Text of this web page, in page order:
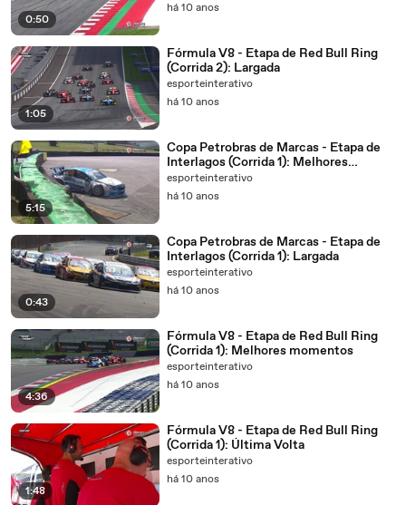
0:50
há 10 anos
1:05
Fórmula V8 - Etapa de Red Bull Ring
(Corrida 2): Largada
esporteinterativo
há 10 anos
5:15
Copa Petrobras de Marcas - Etapa de
Interlagos (Corrida 1): Melhores
momentos
esporteinterativo
há 10 anos
0:43
Copa Petrobras de Marcas - Etapa de
Interlagos (Corrida 1): Largada
esporteinterativo
há 10 anos
4:36
Fórmula V8 - Etapa de Red Bull Ring
(Corrida 1): Melhores momentos
esporteinterativo
há 10 anos
1:48
Fórmula V8 - Etapa de Red Bull Ring
(Corrida 1): Última Volta
esporteinterativo
há 10 anos